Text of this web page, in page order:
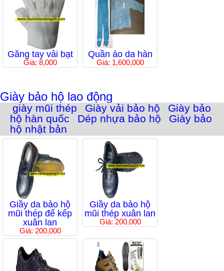
Găng tay vải bạt
Giá: 8,000
Quần áo da hàn
Giá: 1,600,000
Giày bảo hộ lao động
giày mũi thép Giày vải bảo hộ
Giày bảo
hộ hàn quốc
Dép nhựa bảo hộ
Giày bảo
hộ nhật bản
Giầy da bảo hộ
mũi thép đế kếp
xuân lan
Giá: 200,000
Giầy da bảo hộ
mũi thép xuân lan
Giá: 200,000